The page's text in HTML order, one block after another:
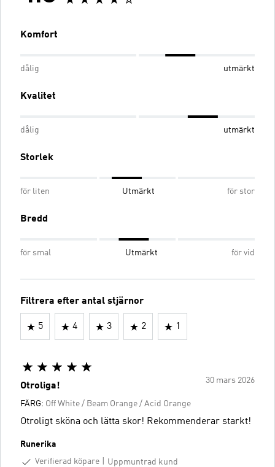
Komfort
dålig utmärkt
Kvalitet
dålig utmärkt
Storlek
för liten Utmärkt för stor
Bredd
för smal Utmärkt för vid
Filtrera efter antal stjärnor
5 4 3 2 1
30 mars 2026
Otroliga!
FÄRG: Off White / Beam Orange / Acid Orange
Otroligt sköna och lätta skor! Rekommenderar starkt!
Runerika
Verifierad köpare
Uppmuntrad kund